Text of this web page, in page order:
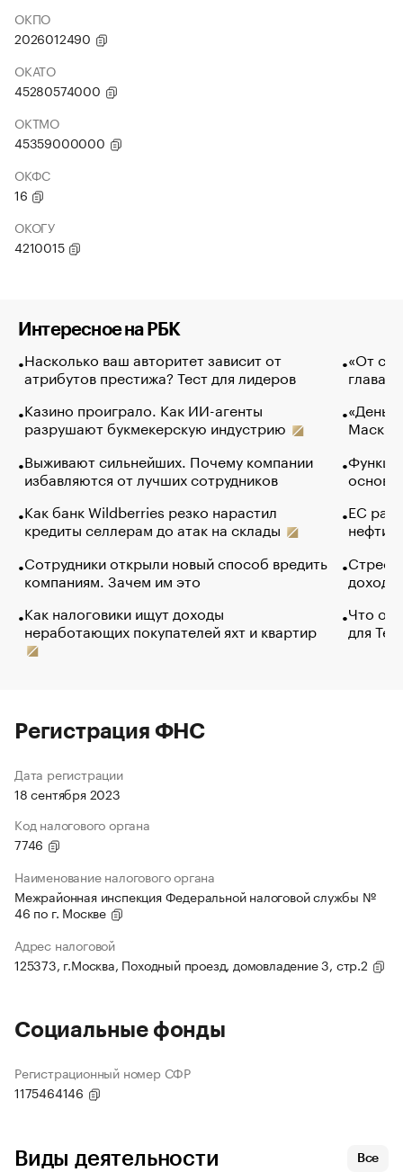
ОКПО
2026012490
ОКАТО
45280574000
ОКТМО
45359000000
ОКФС
16
ОКОГУ
4210015
Интересное на РБК
Насколько ваш авторитет зависит от
атрибутов престижа? Тест для лидеров
Казино проиграло. Как ИИ-агенты
разрушают букмекерскую индустрию
Выживают сильнейших. Почему компании
избавляются от лучших сотрудников
Как банк Wildberries резко нарастил
кредиты селлерам до атак на склады
Сотрудники открыли новый способ вредить
компаниям. Зачем им это
Как налоговики ищут доходы
неработающих покупателей яхт и квартир
«От
глава
Маск в
основ
ЕС
нефти
Что
для
Регистрация ФНС
Дата регистрации
18 сентября 2023
Код налогового органа
7746
Наименование налогового органа
Межрайонная инспекция Федеральной налоговой службы №
46 по г. Москве
Адрес налоговой
125373, г.Москва, Походный проезд, домовладение 3, стр.2
Социальные фонды
Регистрационный номер СФР
1175464146
Виды деятельности Все